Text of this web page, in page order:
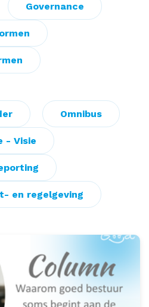
Governance
Omnibus
- Visie
en regelgeving